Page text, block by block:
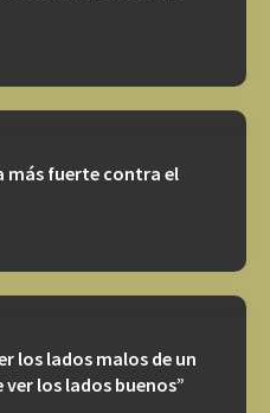
más fuerte contra el
los lados malos de un
los lados buenos”